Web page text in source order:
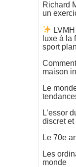
Richard
un
luxe à la
sport
maison
Le
L’essor
discret et
Le 70e
Les
monde